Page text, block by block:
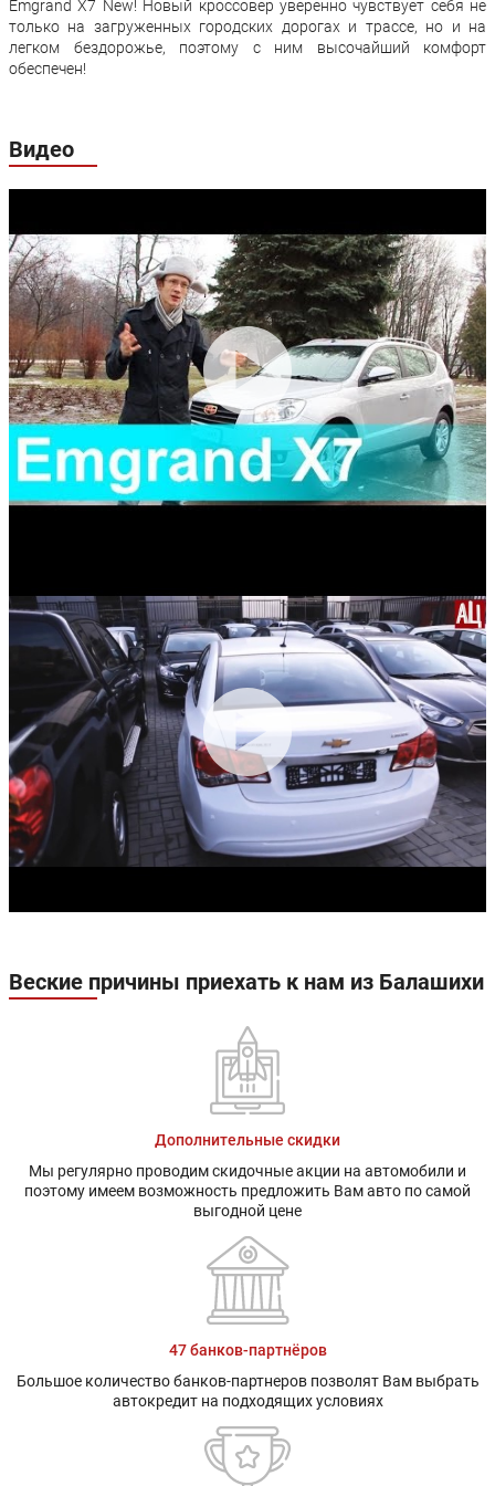
Emgrand X7 New! Новый кроссовер уверенно чувствует себя не
только на загруженных городских дорогах и трассе, но и на
легком бездорожье, поэтому с ним высочайший комфорт
обеспечен!
Видео
Веские причины приехать к нам из Балашихи
Дополнительные скидки
Мы регулярно проводим скидочные акции на автомобили и
поэтому имеем возможность предложить Вам авто по самой
выгодной цене
47 банков-партнёров
Большое количество банков-партнеров позволят Вам выбрать
автокредит на подходящих условиях